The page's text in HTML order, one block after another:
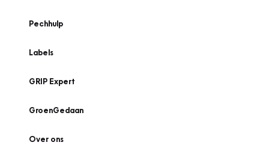
Pechhulp
Labels
GRIP Expert
GroenGedaan
Over ons